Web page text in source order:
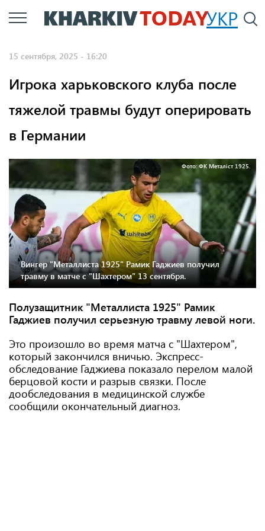
Перейти
к
УКР
15 сентября, 2025 - 16:20
Игрока харьковского клуба после
тяжелой травмы будут оперировать
в Германии
Фото: ФК Металіст 1925.
Вингер "Металлиста 1925" Рамик Гаджиев получил
травму в матче с "Шахтером" 13 сентября.
Полузащитник "Металлиста 1925" Рамик
Гаджиев получил серьезную травму левой ноги.
Это произошло во время матча с "Шахтером",
который закончился вничью. Экспресс-
обследование Гаджиева показало перелом малой
берцовой кости и разрыв связки. После
дообследования в медицинской службе
сообщили окончательный диагноз.